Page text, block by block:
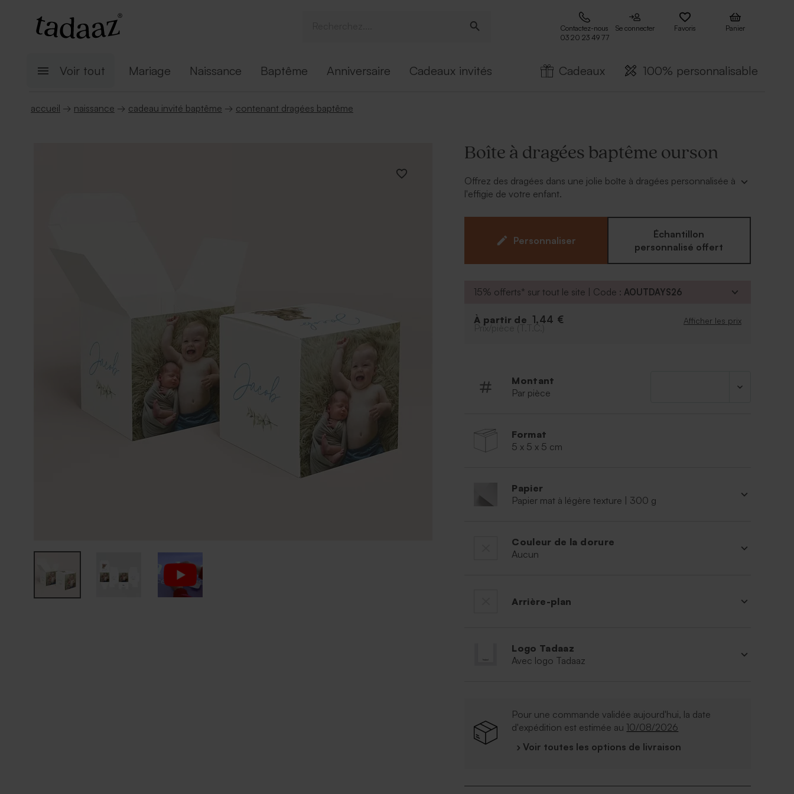
Contactez-nous
03 20 23 49 77
Se connecter Favoris Panier
Voir tout Mariage Naissance Baptême Anniversaire Cadeaux invités Cadeaux 100% personnalisable
accueil → naissance → cadeau invité baptême → contenant dragées baptême
Boîte à dragées baptême ourson
Offrez des dragées dans une jolie boîte à dragées personnalisée à
l'effigie de votre enfant.
Personnaliser
Échantillon
personnalisé offert
15% offerts* sur tout le site | Code :AOUTDAYS26
À partir de 1,44 € Afficher les prix
Prix/pièce (T.T.C.)
Montant
Par pièce
Format
5 x 5 x 5 cm
Papier
Papier mat à légère texture | 300 g
Couleur de la dorure
Aucun
Arrière-plan
Logo Tadaaz
Avec logo Tadaaz
Pour une commande validée aujourd'hui, la date
d'expédition est estimée au 10/08/2026
› Voir toutes les options de livraison